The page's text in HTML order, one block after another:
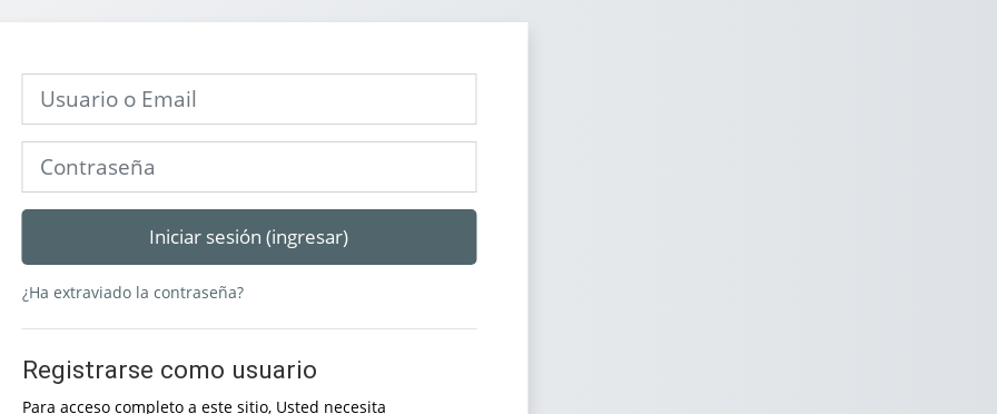
Iniciar sesión (ingresar)
¿Ha extraviado la contraseña?
Registrarse como usuario
Para acceso completo a este sitio, Usted necesita